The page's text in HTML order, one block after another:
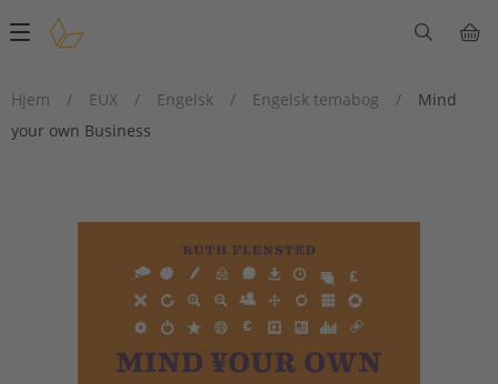
Main
Hjem
/ EUX / Engelsk / Engelsk temabog /
Mind
your own Business